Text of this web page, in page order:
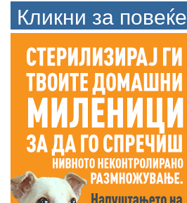
Кликни за повеќе